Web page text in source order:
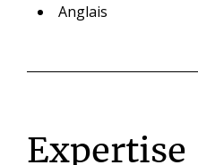
Anglais
Expertise